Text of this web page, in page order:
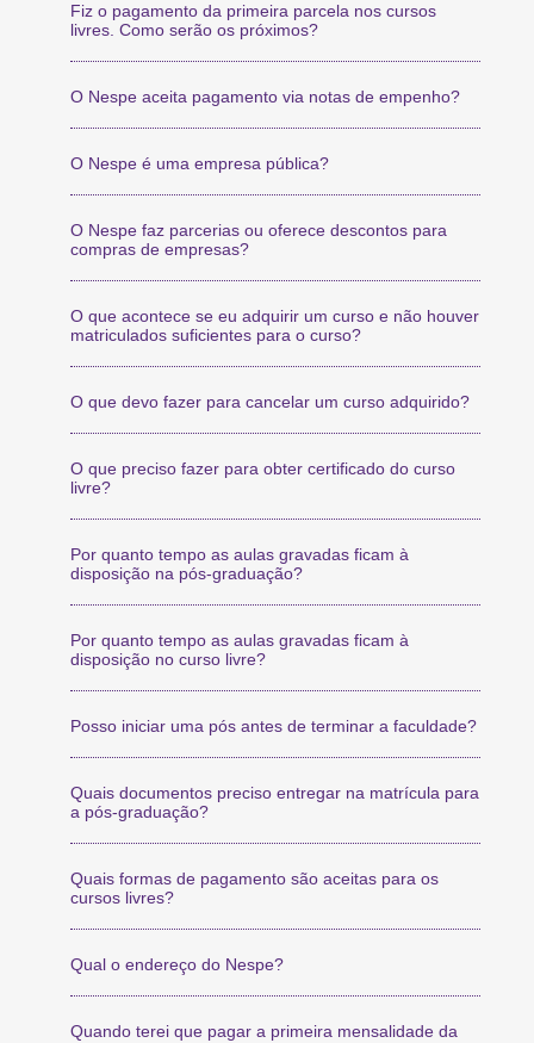
Fiz o pagamento da primeira parcela nos cursos
livres. Como serão os próximos?
O Nespe aceita pagamento via notas de empenho?
O Nespe é uma empresa pública?
O Nespe faz parcerias ou oferece descontos para
compras de empresas?
O que acontece se eu adquirir um curso e não houver
matriculados suficientes para o curso?
O que devo fazer para cancelar um curso adquirido?
O que preciso fazer para obter certificado do curso
livre?
Por quanto tempo as aulas gravadas ficam à
disposição na pós-graduação?
Por quanto tempo as aulas gravadas ficam à
disposição no curso livre?
Posso iniciar uma pós antes de terminar a faculdade?
Quais documentos preciso entregar na matrícula para
a pós-graduação?
Quais formas de pagamento são aceitas para os
cursos livres?
Qual o endereço do Nespe?
Quando terei que pagar a primeira mensalidade da